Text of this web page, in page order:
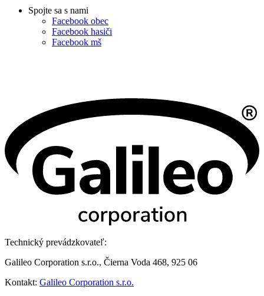
Spojte sa s nami
Facebook obec
Facebook hasiči
Facebook mš
Technický prevádzkovateľ:
Galileo Corporation s.r.o., Čierna Voda 468, 925 06
Kontakt: Galileo Corporation s.r.o.